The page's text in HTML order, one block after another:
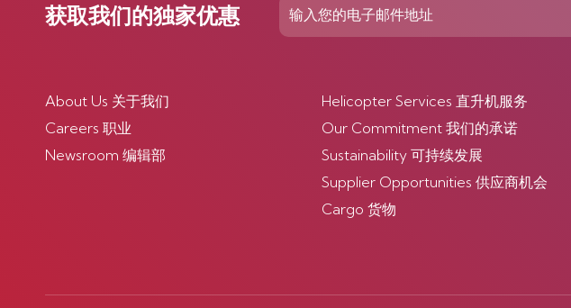
获取我们的独家优惠
About Us 关于我们
Careers 职业
Newsroom 编辑部
Helicopter Services 直升机服务
Our Commitment 我们的承诺
Sustainability 可持续发展
Supplier Opportunities 供应商机会
Cargo 货物